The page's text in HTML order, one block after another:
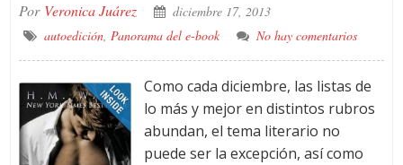
Por Veronica Juárez
diciembre 17, 2013
autoedición, Panorama del e-book No hay comentarios
Como cada diciembre, las listas de
lo más y mejor en distintos rubros
abundan, el tema literario no
puede ser la excepción, así como